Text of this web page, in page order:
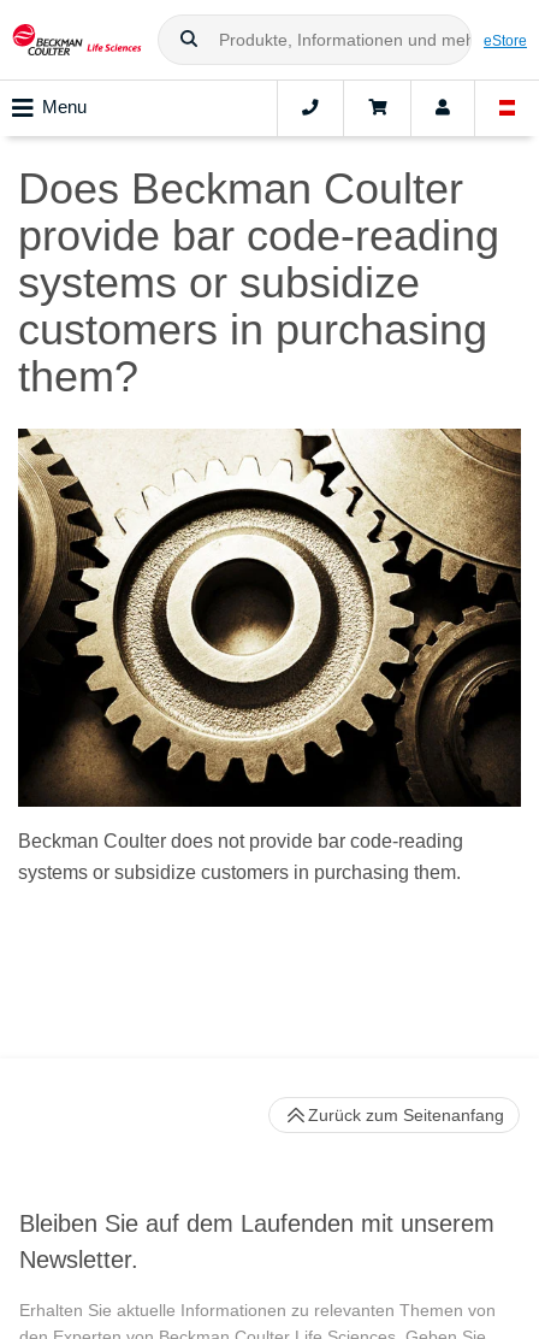
eStore
Menu
Does Beckman Coulter
provide bar code-reading
systems or subsidize
customers in purchasing
them?
Beckman Coulter does not provide bar code-reading
systems or subsidize customers in purchasing them.
Bleiben Sie auf dem Laufenden mit unserem
Newsletter.
Erhalten Sie aktuelle Informationen zu relevanten Themen von
Zurück zum Seitenanfang